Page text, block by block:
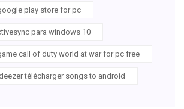
play store for pc
para windows 10
call of duty world at war for pc free
télécharger songs to android